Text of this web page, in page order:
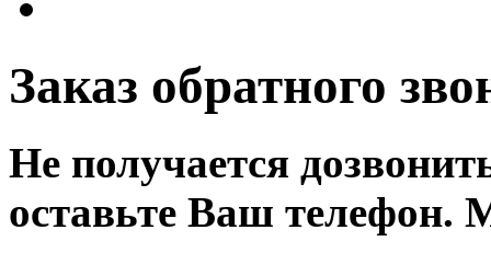
Заказ обратного
Не получается
оставьте Ваш